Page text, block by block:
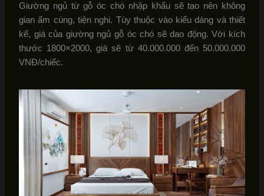
Giường ngủ từ gỗ óc chó nhập khẩu sẽ tạo nên không
gian ấm cúng, tiện nghi. Tùy thuộc vào kiểu dáng và thiết
kế, giá của giường ngủ gỗ óc chó sẽ dao động. Với kích
thước 1800×2000, giá sẽ từ 40.000.000 đến 50.000.000
VNĐ/chiếc.